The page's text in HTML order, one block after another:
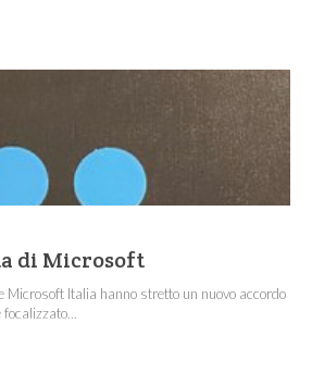
di Microsoft
Microsoft Italia hanno stretto un nuovo accordo